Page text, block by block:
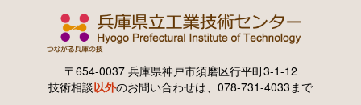
〒654-0037 兵庫県神戸市須磨区行平町3-1-12
技術相談以外のお問い合わせは、078-731-4033まで